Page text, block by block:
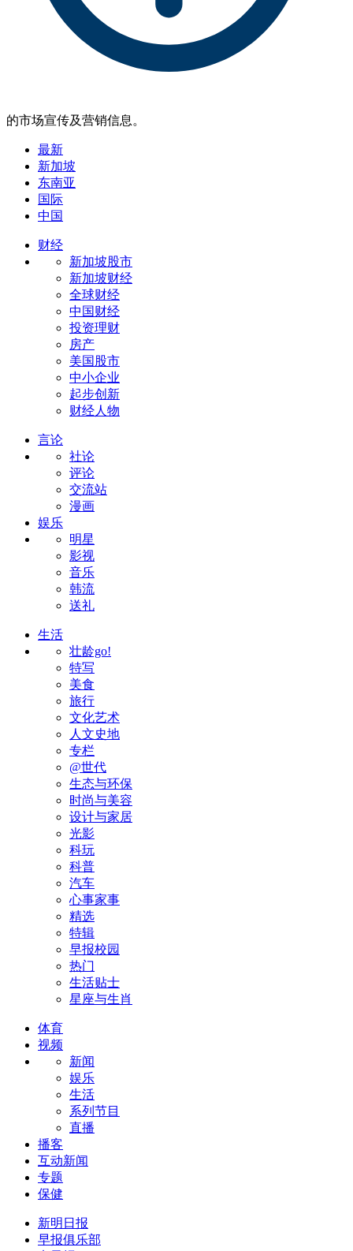
的市场宣传及营销信息。
最新
新加坡
东南亚
国际
中国
财经
新加坡股市
新加坡财经
全球财经
中国财经
投资理财
房产
美国股市
中小企业
起步创新
财经人物
言论
社论
评论
交流站
漫画
娱乐
明星
影视
音乐
韩流
送礼
生活
壮龄go!
特写
美食
旅行
文化艺术
人文史地
专栏
@世代
生态与环保
时尚与美容
设计与家居
光影
科玩
科普
汽车
心事家事
精选
特辑
早报校园
热门
生活贴士
星座与生肖
体育
视频
新闻
娱乐
生活
系列节目
直播
播客
互动新闻
专题
保健
新明日报
早报俱乐部